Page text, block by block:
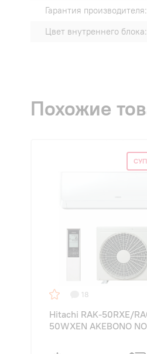
Гарантия производителя:
Цвет внутреннего блока:
Похожие
18
Hitachi RAK-50RXE/
50WXEN AKEBONO